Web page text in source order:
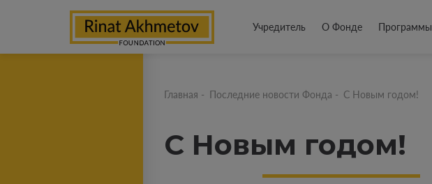
Учредитель О Фонде Программы
Главная - Последние новости Фонда - С Новым годом!
С Новым годом!